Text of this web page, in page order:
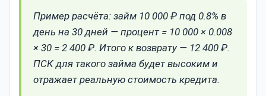
Пример расчёта: займ 10 000 ₽ под 0.8% в
день на 30 дней — процент = 10 000 × 0.008
× 30 = 2 400 ₽. Итого к возврату — 12 400 ₽.
ПСК для такого займа будет высоким и
отражает реальную стоимость кредита.